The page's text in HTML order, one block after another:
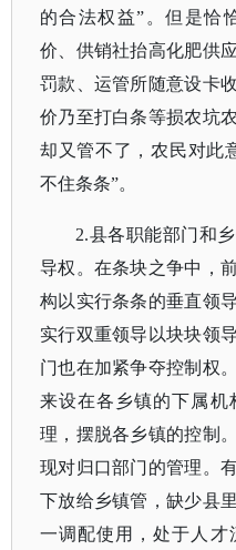
的合法权益”。但是恰
价、供销社抬高化肥供
罚款、运管所随意设卡
价乃至打白条等损农坑
却又管不了，农民对此
不住条条”。
2.县各职能部门和
导权。在条块之争中，
构以实行条条的垂直领
实行双重领导以块块领
门也在加紧争夺控制权
来设在各乡镇的下属机
理，摆脱各乡镇的控制
现对归口部门的管理。
下放给乡镇管，缺少县
一调配使用，处于人才